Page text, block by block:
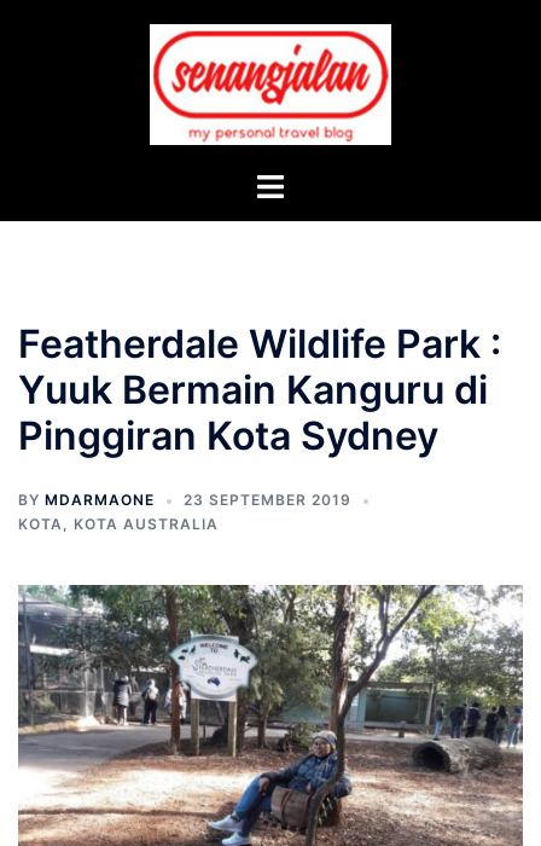
Toggle
Featherdale Wildlife Park :
Yuuk Bermain Kanguru di
Pinggiran Kota Sydney
BY MDARMAONE
23 SEPTEMBER 2019
KOTA, KOTA AUSTRALIA